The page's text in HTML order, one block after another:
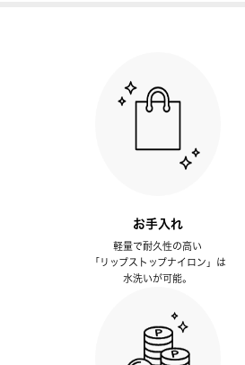
お手入れ
軽量で耐久性の高い
「リップストップナイロン」は
水洗いが可能。